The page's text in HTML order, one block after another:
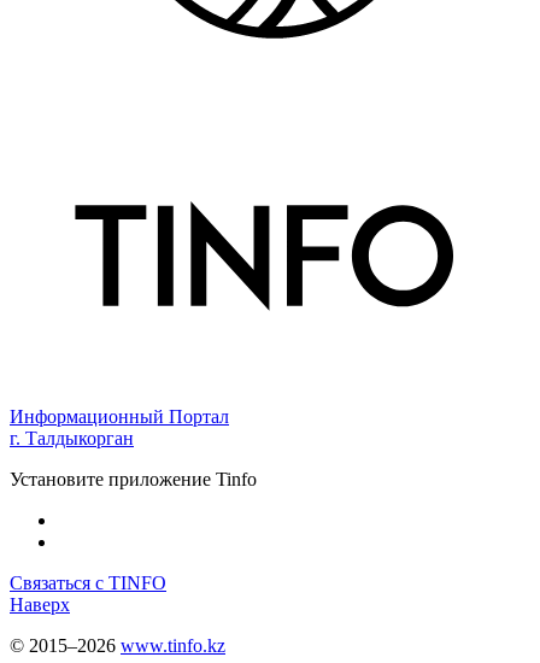
Информационный Портал
г. Талдыкорган
Установите приложение Tinfo
Связаться с TINFO
Наверх
© 2015–2026 www.tinfo.kz